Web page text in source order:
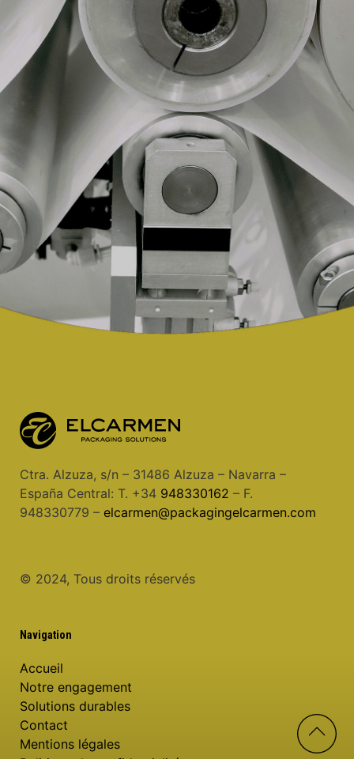
Ctra. Alzuza, s/n – 31486 Alzuza – Navarra –
España Central: T. +34 948330162 – F.
948330779 – elcarmen@packagingelcarmen.com
© 2024, Tous droits réservés
Navigation
Accueil
Notre engagement
Solutions durables
Contact
Mentions légales